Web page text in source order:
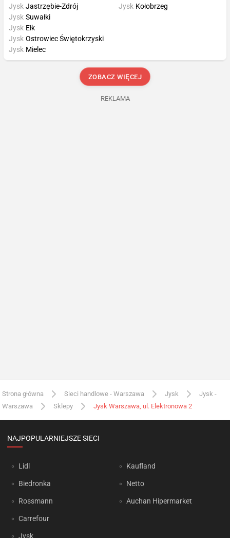
Jysk Jastrzębie-Zdrój
Jysk Kołobrzeg
Jysk Suwałki
Jysk Ełk
Jysk Ostrowiec Świętokrzyski
Jysk Mielec
ZOBACZ WIĘCEJ
REKLAMA
Strona główna Sieci handlowe - Warszawa Jysk
Jysk -
Warszawa
Sklepy Jysk Warszawa, ul. Elektronowa 2
NAJPOPULARNIEJSZE SIECI
Lidl
Biedronka
Rossmann
Carrefour
Jysk
Kaufland
Netto
Auchan Hipermarket